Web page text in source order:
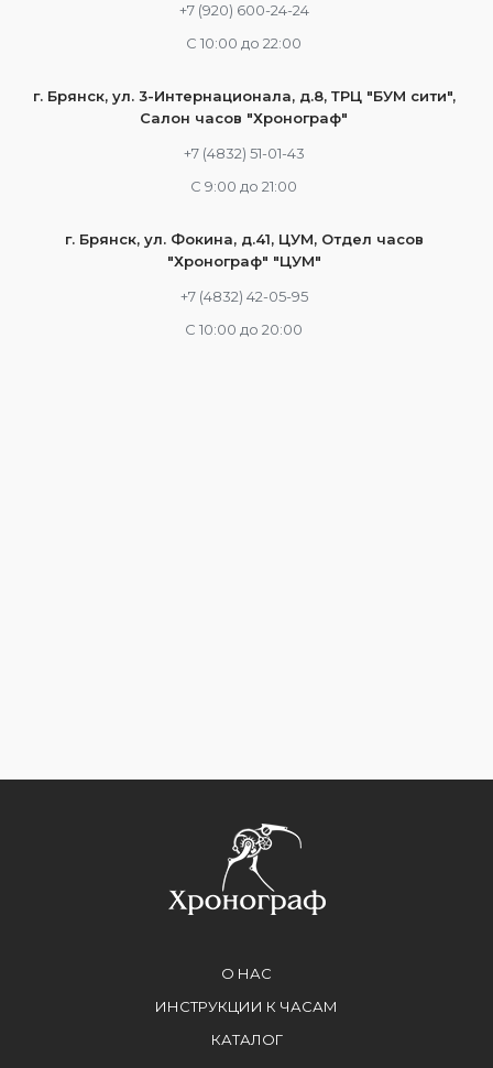
+7 (920) 600-24-24
С 10:00 до 22:00
г. Брянск, ул. 3-Интернационала, д.8, ТРЦ "БУМ сити",
Салон часов "Хронограф"
+7 (4832) 51-01-43
С 9:00 до 21:00
г. Брянск, ул. Фокина, д.41, ЦУМ, Отдел часов
"Хронограф" "ЦУМ"
+7 (4832) 42-05-95
С 10:00 до 20:00
О НАС
ИНСТРУКЦИИ К ЧАСАМ
КАТАЛОГ